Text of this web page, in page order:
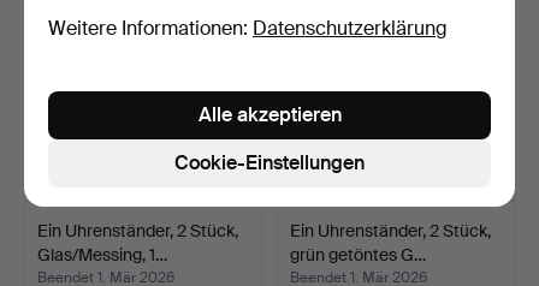
Ein Uhrenständer, 2 Stück,
Glas/Messing, 1…
Beendet 1. Mär 2026
Ein Uhrenständer, 2 Stück,
grün getöntes G…
Beendet 1. Mär 2026
Weitere Informationen: Datenschutzerklärung
Cookie-Einstellungen
Alle akzeptieren